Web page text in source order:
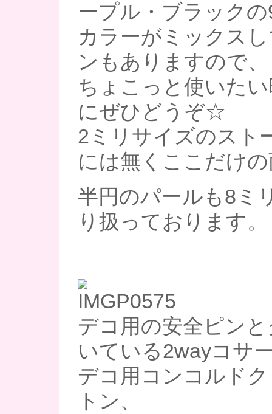
ープル・ブラック
カラーがミックス
ンもありますので、
ちょこっと使いた
にぜひどうぞ☆
2ミリサイズのスト
には無くここだけ
半円のパールも8ミ
り扱っております。
デコ用の安全ピン
いている2wayコサ
デコ用コンコルド
トン、